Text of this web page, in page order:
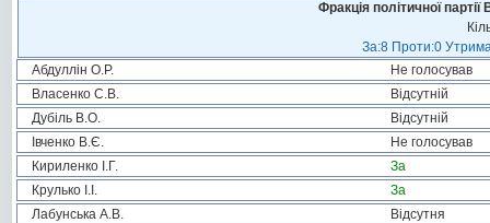
Фракція політичної
За:8 Проти:0
Абдуллін О.Р.
Не голосував
Власенко С.В.
Відсутній
Дубіль В.О.
Відсутній
Івченко В.Є.
Не голосував
Кириленко І.Г.
За
Крулько І.І.
За
Лабунська А.В.
Відсутня